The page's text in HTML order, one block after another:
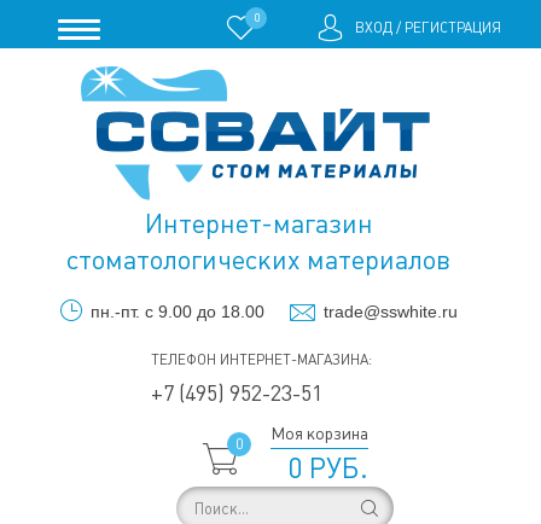
0
ВХОД/ РЕГИСТРАЦИЯ
Интернет-магазин
стоматологических материалов
пн.-пт. с 9.00 до 18.00 trade@sswhite.ru
ТЕЛЕФОН ИНТЕРНЕТ-МАГАЗИНА:
+7 (495) 952-23-51
0
Моя корзина
0 РУБ.